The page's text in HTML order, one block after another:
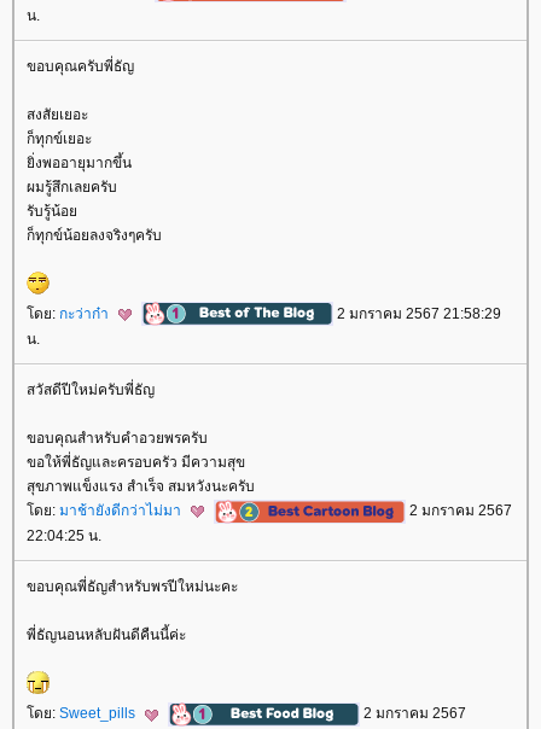
น.
ขอบคุณครับพี่ธัญ
สงสัยเยอะ
ก็ทุกข์เยอะ
ิ่งพออายุมากขึ้น
ผมรู้สึกเลยครับ
รับรู้น้อ
ก็ทุกข์น้อยลงจริงๆครับ
ดย: กะว่าก๋า
2 มกราคม 2567 21:58:29
น.
สวัสดีปีใหม่ครับพี่ธัญ
ขอบคุณสำหรับคำอวยพรครับ
ขอให้พี่ธัญและครอบครัว มีความสุข
สุขภาพแข็งแรง สำเร็จ สมหวังนะครับ
ดย: มาช้ายังดีกว่าไม่มา
2 มกราคม 2567
22:04:25 น.
ขอบคุณพี่ธัญสำหรับพรปีใหม่นะคะ
พี่ธัญนอนหลับฝันดีคืนนี้ค่ะ
ดย: Sweet_pills
2 มกราคม 2567